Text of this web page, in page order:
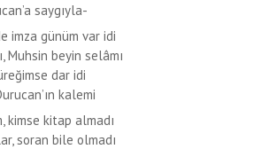
saygıyla-
imza günüm var idi
Muhsin beyin selâmı
dar idi
kalemi
kimse kitap almadı
soran bile olmadı